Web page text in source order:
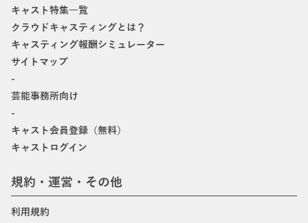
キャスト特集一覧
クラウドキャスティングとは？
キャスティング報酬シミュレーター
サイトマップ
-
芸能事務所向け
-
キャスト会員登録（無料）
キャストログイン
規約・運営・その他
利用規約